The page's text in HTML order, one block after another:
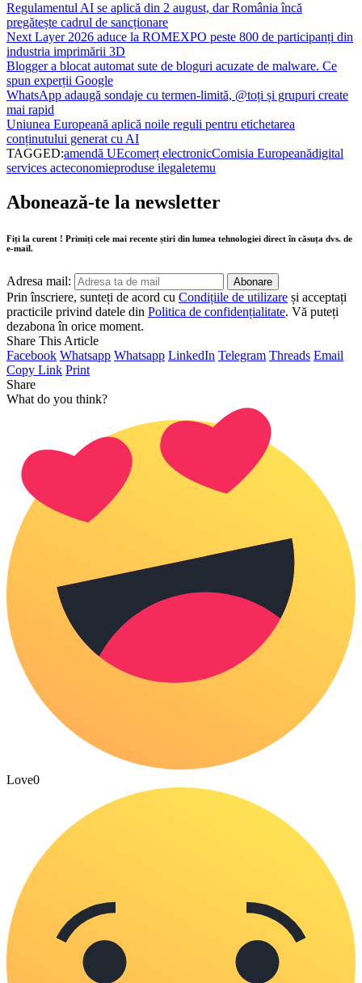
Regulamentul AI se aplică din 2 august, dar România încă
pregătește cadrul de sancționare
Next Layer 2026 aduce la ROMEXPO peste 800 de participanți din
industria imprimării 3D
Blogger a blocat automat sute de bloguri acuzate de malware. Ce
spun experții Google
WhatsApp adaugă sondaje cu termen-limită, @toți și grupuri create
mai rapid
Uniunea Europeană aplică noile reguli pentru etichetarea
conținutului generat cu AI
TAGGED:amendă UEcomerț electronicComisia Europeanădigital
services acteconomieproduse ilegaletemu
Abonează-te la newsletter
Fiți la curent ! Primiți cele mai recente știri din lumea tehnologiei direct în căsuța dvs. de
e-mail.
Adresa mail:
Prin înscriere, sunteți de acord cu Condițiile de utilizare și acceptați
practicile privind datele din Politica de confidențialitate. Vă puteți
dezabona în orice moment.
Share This Article
Facebook Whatsapp Whatsapp LinkedIn Telegram Threads Email
Copy Link Print
Share
What do you think?
Love0